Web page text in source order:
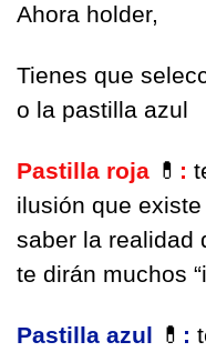
Ahora holder,
Tienes que
o la pastilla azul
Pastilla roja 💊 :
ilusión que
saber la realidad
te dirán muchos
Pastilla azul 💊 :